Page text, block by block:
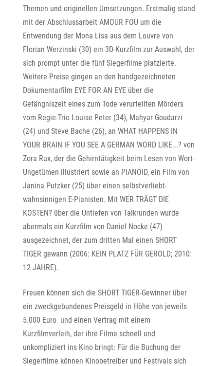
Themen und originellen Umsetzungen. Erstmalig stand
mit der Abschlussarbeit AMOUR FOU um die
Entwendung der Mona Lisa aus dem Louvre von
Florian Werzinski (30) ein 3D-Kurzfilm zur Auswahl, der
sich prompt unter die fünf Siegerfilme platzierte.
Weitere Preise gingen an den handgezeichneten
Dokumentarfilm EYE FOR AN EYE über die
Gefängniszeit eines zum Tode verurteilten Mörders
vom Regie-Trio Louise Peter (34), Mahyar Goudarzi
(24) und Steve Bache (26), an WHAT HAPPENS IN
YOUR BRAIN IF YOU SEE A GERMAN WORD LIKE...? von
Zora Rux, der die Gehirntätigkeit beim Lesen von Wort-
Ungetümen illustriert sowie an PIANOID, ein Film von
Janina Putzker (25) über einen selbstverliebt-
wahnsinnigen E-Pianisten. Mit WER TRÄGT DIE
KOSTEN? über die Untiefen von Talkrunden wurde
abermals ein Kurzfilm von Daniel Nocke (47)
ausgezeichnet, der zum dritten Mal einen SHORT
TIGER gewann (2006: KEIN PLATZ FÜR GEROLD; 2010:
12 JAHRE).
Freuen können sich die SHORT TIGER-Gewinner über
ein zweckgebundenes Preisgeld in Höhe von jeweils
5.000 Euro und einen Vertrag mit einem
Kurzfilmverleih, der ihre Filme schnell und
unkompliziert ins Kino bringt: Für die Buchung der
Siegerfilme können Kinobetreiber und Festivals sich